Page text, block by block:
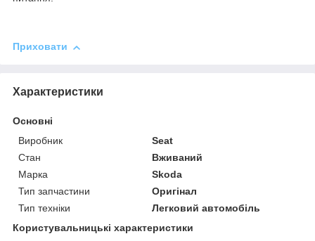
Приховати
Характеристики
Основні
Виробник
Seat
Стан
Вживаний
Марка
Skoda
Тип запчастини
Оригінал
Тип техніки
Легковий автомобіль
Користувальницькі характеристики